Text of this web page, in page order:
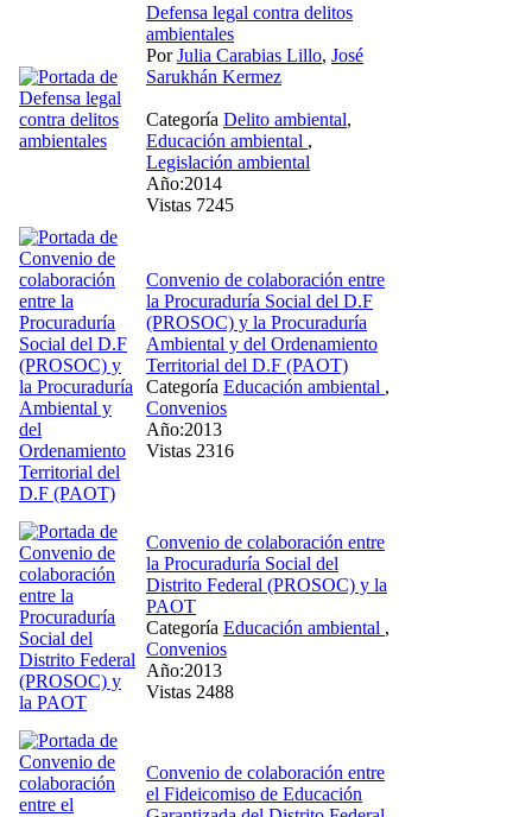
Defensa legal contra delitos
ambientales
PorJulia Carabias Lillo, José
Sarukhán Kermez
Categoría Delito ambiental,
Educación ambiental ,
Legislación ambiental
Año:2014
Vistas 7245
Convenio de colaboración entre
la Procuraduría Social del D.F
(PROSOC) y la Procuraduría
Ambiental y del Ordenamiento
Territorial del D.F (PAOT)
Categoría Educación ambiental ,
Convenios
Año:2013
Vistas 2316
Convenio de colaboración entre
la Procuraduría Social del
Distrito Federal (PROSOC) y la
PAOT
Categoría Educación ambiental ,
Convenios
Año:2013
Vistas 2488
Convenio de colaboración entre
el Fideicomiso de Educación